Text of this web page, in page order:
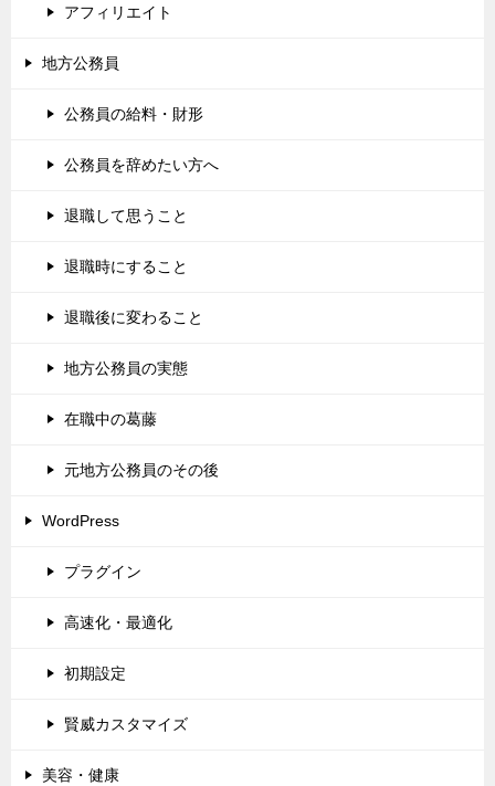
アフィリエイト
地方公務員
公務員の給料・財形
公務員を辞めたい方へ
退職して思うこと
退職時にすること
退職後に変わること
地方公務員の実態
在職中の葛藤
元地方公務員のその後
WordPress
プラグイン
高速化・最適化
初期設定
賢威カスタマイズ
美容・健康